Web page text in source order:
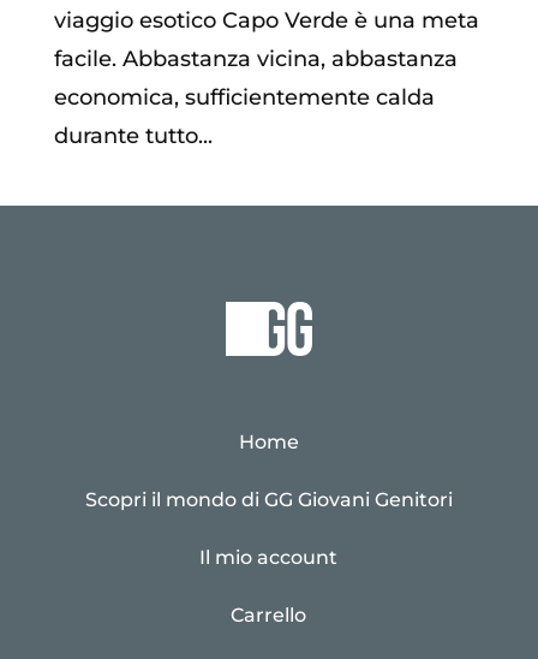
viaggio esotico Capo Verde è una meta
facile. Abbastanza vicina, abbastanza
economica, sufficientemente calda
durante tutto...
Home
Scopri il mondo di GG Giovani Genitori
Il mio account
Carrello